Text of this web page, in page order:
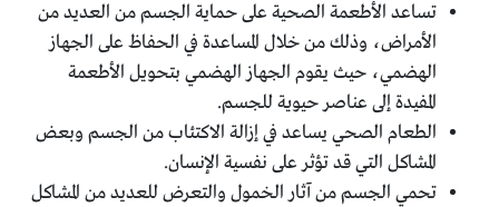
تساعد الأطعمة الصحية على حماية الجسم من العديد من
الأمراض، وذلك من خلال المساعدة في الحفاظ على الجهاز
الهضمي، حيث يقوم الجهاز الهضمي بتحويل الأطعمة
المفيدة إلى عناصر حيوية للجسم.
الطعام الصحي يساعد في إزالة الاكتئاب من الجسم وبعض
المشاكل التي قد تؤثر على نفسية الإنسان.
تحمي الجسم من آثار الخمول والتعرض للعديد من المشاكل